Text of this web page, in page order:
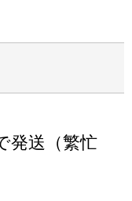
発送（繁忙